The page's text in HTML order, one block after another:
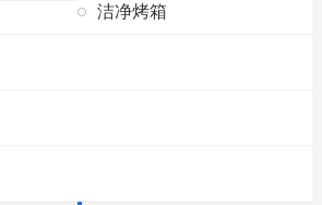
洁净烤箱